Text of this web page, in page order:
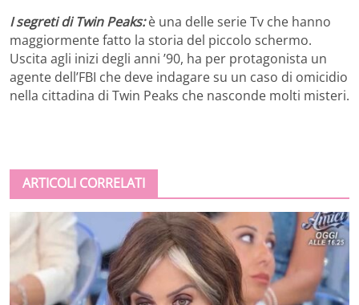
I segreti di Twin Peaks:è una delle serie Tv che hanno
maggiormente fatto la storia del piccolo schermo.
Uscita agli inizi degli anni ’90, ha per protagonista un
agente dell’FBI che deve indagare su un caso di omicidio
nella cittadina di Twin Peaks che nasconde molti misteri.
ARTICOLI CORRELATI